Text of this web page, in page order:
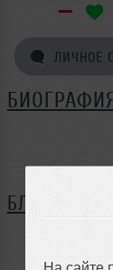
На сайте
ЛИЧНОЕ
БИОГРАФИЯ
БЛОГ